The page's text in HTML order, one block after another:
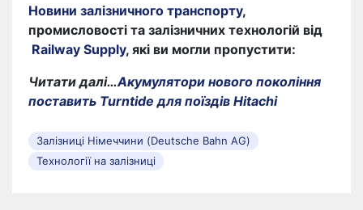
Новини залізничного транспорту,
промисловості та залізничних технологій від
Railway Supply, які ви могли пропустити:
Читати далі…Акумулятори нового покоління
поставить Turntide для поїздів Hitachi
Залізниці Німеччини (Deutsche Bahn AG)
Технології на залізниці